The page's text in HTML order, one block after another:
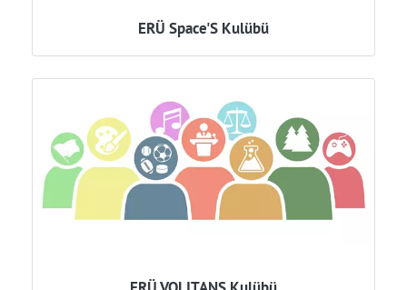
ERÜ Space'S Kulübü